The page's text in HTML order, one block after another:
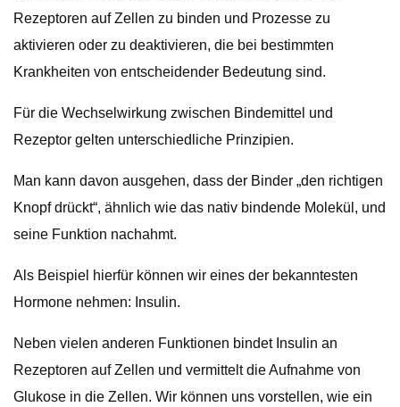
Rezeptoren auf Zellen zu binden und Prozesse zu
aktivieren oder zu deaktivieren, die bei bestimmten
Krankheiten von entscheidender Bedeutung sind.
Für die Wechselwirkung zwischen Bindemittel und
Rezeptor gelten unterschiedliche Prinzipien.
Man kann davon ausgehen, dass der Binder „den richtigen
Knopf drückt“, ähnlich wie das nativ bindende Molekül, und
seine Funktion nachahmt.
Als Beispiel hierfür können wir eines der bekanntesten
Hormone nehmen: Insulin.
Neben vielen anderen Funktionen bindet Insulin an
Rezeptoren auf Zellen und vermittelt die Aufnahme von
Glukose in die Zellen. Wir können uns vorstellen, wie ein